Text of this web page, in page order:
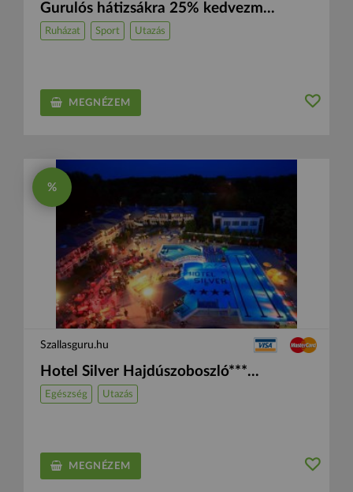
Gurulós hátizsákra 25% kedvezm...
Ruházat Sport Utazás
MEGNÉZEM
%
Szallasguru.hu
Hotel Silver Hajdúszoboszló***...
Egészség Utazás
MEGNÉZEM